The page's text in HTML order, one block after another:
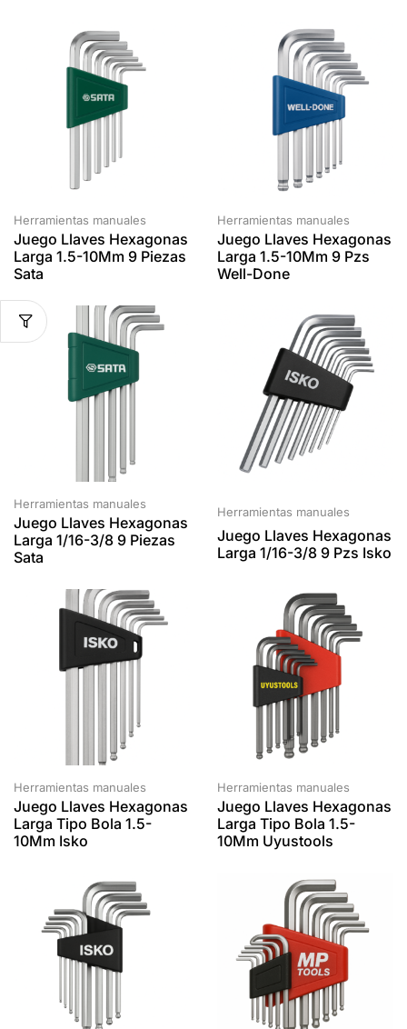
Herramientas manuales
Juego Llaves Hexagonas
Larga 1.5-10Mm 9 Piezas
Sata
Herramientas manuales
Juego Llaves Hexagonas
Larga 1.5-10Mm 9 Pzs
Well-Done
Herramientas manuales
Juego Llaves Hexagonas
Larga 1/16-3/8 9 Piezas
Sata
Herramientas manuales
Juego Llaves Hexagonas
Larga 1/16-3/8 9 Pzs Isko
Herramientas manuales
Juego Llaves Hexagonas
Larga Tipo Bola 1.5-
10Mm Isko
Herramientas manuales
Juego Llaves Hexagonas
Larga Tipo Bola 1.5-
10Mm Uyustools